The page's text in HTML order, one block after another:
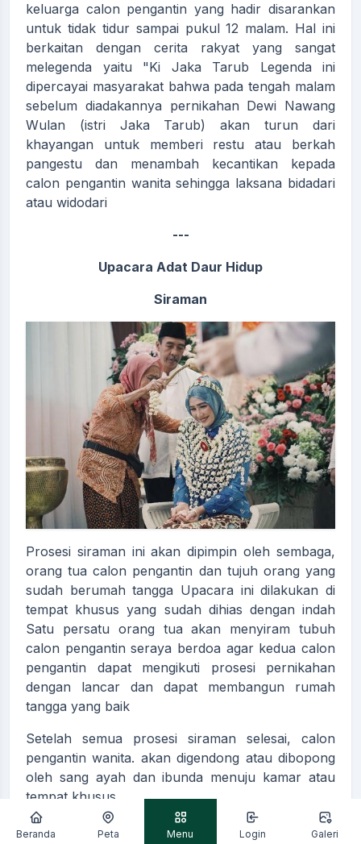
keluarga calon pengantin yang hadir disarankan
untuk tidak tidur sampai pukul 12 malam. Hal ini
berkaitan dengan cerita rakyat yang sangat
melegenda yaitu "Ki Jaka Tarub Legenda ini
dipercayai masyarakat bahwa pada tengah malam
sebelum diadakannya pernikahan Dewi Nawang
Wulan (istri Jaka Tarub) akan turun dari
khayangan untuk memberi restu atau berkah
pangestu dan menambah kecantikan kepada
calon pengantin wanita sehingga laksana bidadari
atau widodari
---
Upacara Adat Daur Hidup
Siraman
Prosesi siraman ini akan dipimpin oleh sembaga,
orang tua calon pengantin dan tujuh orang yang
sudah berumah tangga Upacara ini dilakukan di
tempat khusus yang sudah dihias dengan indah
Satu persatu orang tua akan menyiram tubuh
calon pengantin seraya berdoa agar kedua calon
pengantin dapat mengikuti prosesi pernikahan
dengan lancar dan dapat membangun rumah
tangga yang baik
Setelah semua prosesi siraman selesai, calon
pengantin wanita. akan digendong atau dibopong
oleh sang ayah dan ibunda menuju kamar atau
tempat khusus.
---
Beranda Peta Menu Login Galeri